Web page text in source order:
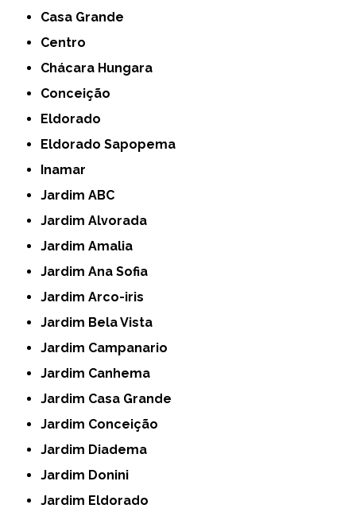
Casa Grande
Centro
Chácara Hungara
Conceição
Eldorado
Eldorado Sapopema
Inamar
Jardim ABC
Jardim Alvorada
Jardim Amalia
Jardim Ana Sofia
Jardim Arco-iris
Jardim Bela Vista
Jardim Campanario
Jardim Canhema
Jardim Casa Grande
Jardim Conceição
Jardim Diadema
Jardim Donini
Jardim Eldorado